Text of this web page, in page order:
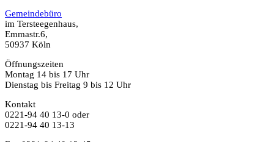
Gemeindebüro
im Tersteegenhaus,
Emmastr.6,
50937 Köln
Öffnungszeiten
Montag 14 bis 17 Uhr
Dienstag bis Freitag 9 bis 12 Uhr
Kontakt
0221-94 40 13-0 oder
0221-94 40 13-13